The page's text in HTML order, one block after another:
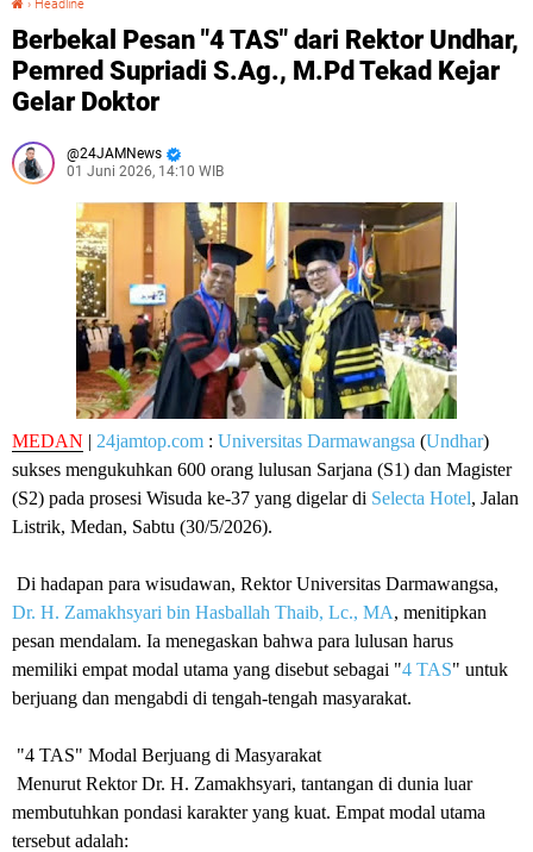
› Headline
Berbekal Pesan "4 TAS" dari Rektor Undhar,
Pemred Supriadi S.Ag., M.Pd Tekad Kejar
Gelar Doktor
24JAMNews
01 Juni 2026, 14:10 WIB
MEDAN | 24jamtop.com : Universitas Darmawangsa (Undhar)
sukses mengukuhkan 600 orang lulusan Sarjana (S1) dan Magister
(S2) pada prosesi Wisuda ke-37 yang digelar di Selecta Hotel, Jalan
Listrik, Medan, Sabtu (30/5/2026).
Di hadapan para wisudawan, Rektor Universitas Darmawangsa,
Dr. H. Zamakhsyari bin Hasballah Thaib, Lc., MA, menitipkan
pesan mendalam. Ia menegaskan bahwa para lulusan harus
memiliki empat modal utama yang disebut sebagai "4 TAS" untuk
berjuang dan mengabdi di tengah-tengah masyarakat.
"4 TAS" Modal Berjuang di Masyarakat
Menurut Rektor Dr. H. Zamakhsyari, tantangan di dunia luar
membutuhkan pondasi karakter yang kuat. Empat modal utama
tersebut adalah: